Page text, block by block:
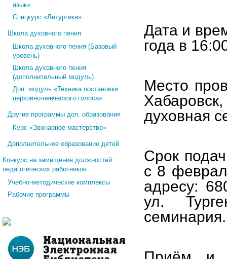
Дата и
года в
Место
духовная
Срок
с 8
адресу:
ул.
семинария.
язык»
Спецкурс «Литургика»
Школа духовного пения
Школа духовного пения (Базовый
уровень)
Школа духовного пения
(дополнительный модуль)
Доп. модуль «Техника постановки
церковно-певческого голоса»
Другие программы доп. образования
Курс «Звонарное мастерство»
Дополнительное образование детей
Конкурс на замещение должностей
педагогических работников
Учебно-методические комплексы
Рабочие программы